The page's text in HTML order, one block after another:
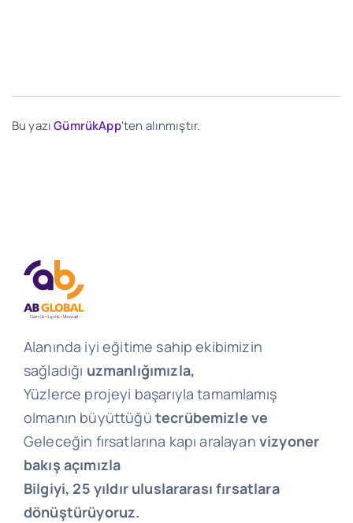
Bu yazıGümrükApp'ten alınmıştır.
Alanında iyi eğitime sahip ekibimizin
sağladığı uzmanlığımızla,
Yüzlerce projeyi başarıyla tamamlamış
olmanın büyüttüğü tecrübemizle ve
Geleceğin fırsatlarına kapı aralayan vizyoner
bakış açımızla
Bilgiyi, 25 yıldır uluslararası fırsatlara
dönüştürüyoruz.